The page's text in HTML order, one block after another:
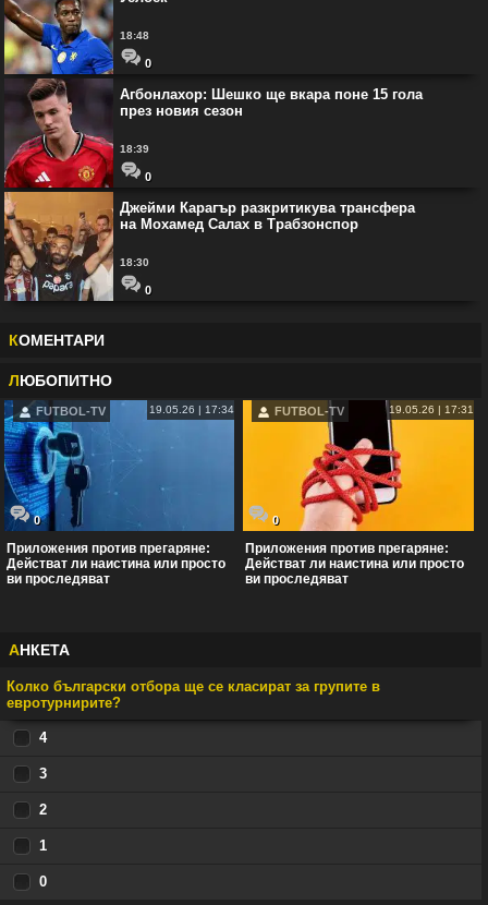
18:48
0
Агбонлахор: Шешко ще вкара поне 15 гола
през новия сезон
18:39
0
Джейми Карагър разкритикува трансфера
на Мохамед Салах в Трабзонспор
18:30
0
КОМЕНТАРИ
ЛЮБОПИТНО
FUTBOL-TV 19.05.26 | 17:34
0
Приложения против прегаряне:
Действат ли наистина или просто
ви проследяват
FUTBOL-TV 19.05.26 | 17:31
0
Приложения против прегаряне:
Действат ли наистина или просто
ви проследяват
АНКЕТА
Колко български отбора ще се класират за групите в
евротурнирите?
4
3
2
1
0